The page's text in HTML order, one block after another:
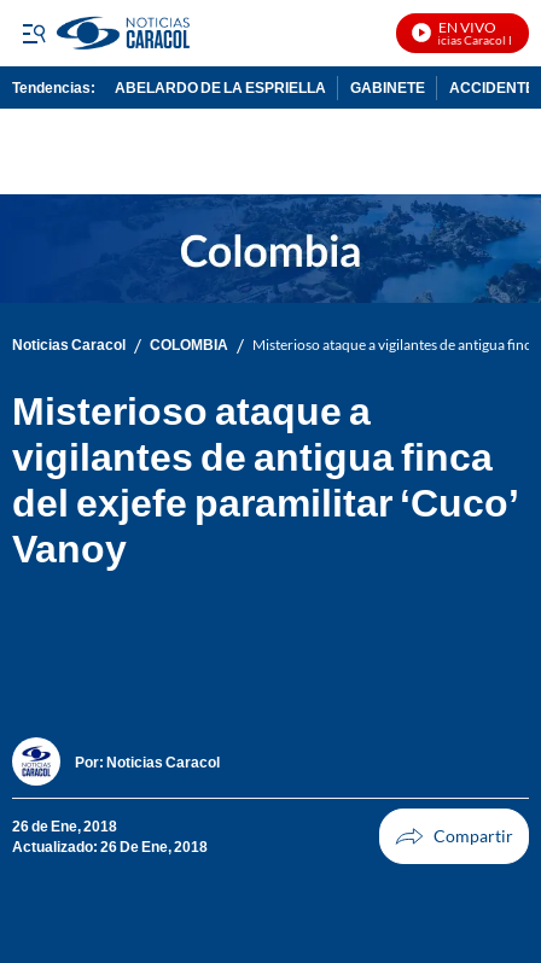
EN VIVO
Noticias Caracol En
Tendencias: ABELARDO DE LA ESPRIELLA GABINETE ACCIDENTE
Noticias Caracol / COLOMBIA / Misterioso ataque a vigilantes de antigua
Misterioso ataque a
vigilantes de antigua finca
del exjefe paramilitar ‘Cuco’
Vanoy
Por: Noticias Caracol
26 de Ene, 2018
Actualizado: 26 De Ene, 2018